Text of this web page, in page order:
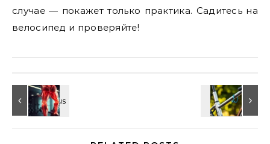
случае — покажет только практика. Садитесь на
велосипед и проверяйте!